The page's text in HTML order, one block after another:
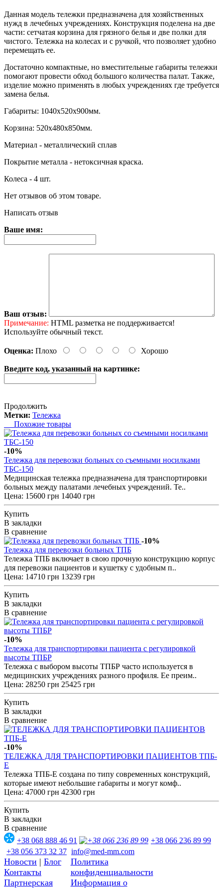
Данная модель тележки предназначена для хозяйственных
нужд в лечебных учреждениях. Конструкция поделена на две
части: сетчатая корзина для грязного белья и две полки для
чистого. Тележка на колесах и с ручкой, что позволяет удобно
перемещать ее.
Достаточно компактные, но вместительные габариты тележки
помогают провести обход большого количества палат. Также,
изделие можно применять в любых учреждениях где требуется
замена белья.
Габариты: 1040х520х900мм.
Корзина: 520х480х850мм.
Материал - металлический сплав
Покрытие металла - нетоксичная краска.
Колеса - 4 шт.
Нет отзывов об этом товаре.
Написать отзыв
Ваше имя:
Ваш отзыв:
Примечание: HTML разметка не поддерживается!
Используйте обычный текст.
Оценка: Плохо Хорошо
Введите код, указанный на картинке:
Продолжить
Метки: Тележка
Похожие товары
-10%
Тележка для перевозки больных со съемными носилками
ТБС-150
Медицинская тележка предназначена для транспортировки
больных между палатами лечебных учреждений. Те..
Цена: 15600 грн 14040 грн
Купить
В закладки
В сравнение
-10%
Тележка для перевозки больных ТПБ
Тележка ТПБ включает в свою прочную конструкцию корпус
для перевозки пациентов и кушетку с удобным п..
Цена: 14710 грн 13239 грн
Купить
В закладки
В сравнение
-10%
Тележка для транспортировки пациента с регулировкой
высоты ТПБР
Тележка с выбором высоты ТПБР часто используется в
медицинских учреждениях разного профиля. Ее преим..
Цена: 28250 грн 25425 грн
Купить
В закладки
В сравнение
-10%
ТЕЛЕЖКА ДЛЯ ТРАНСПОРТИРОВКИ ПАЦИЕНТОВ ТПБ-
Е
Тележка ТПБ-Е создана по типу современных конструкций,
которые имеют небольшие габариты и могут комф..
Цена: 47000 грн 42300 грн
Купить
В закладки
В сравнение
+38 068 888 46 91
+38 066 236 89 99
+38 056 373 32 37 info@med-mm.com
Новости | Блог
Контакты
Партнерская
Политика
конфиденциальности
Информация о